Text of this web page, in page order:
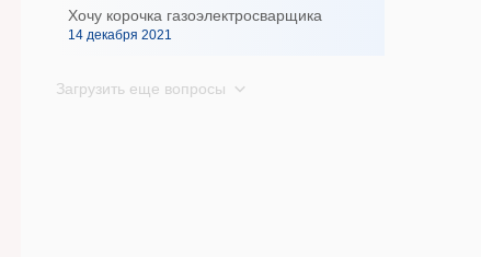
Хочу корочка газоэлектросварщика
14 декабря 2021
Загрузить еще вопросы